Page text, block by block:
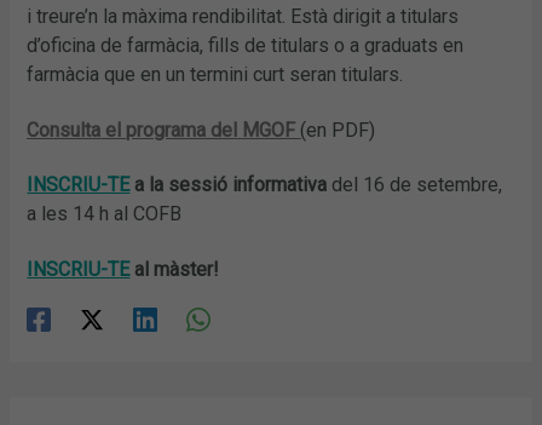
i treure’n la màxima rendibilitat. Està dirigit a titulars
d’oficina de farmàcia, fills de titulars o a graduats en
farmàcia que en un termini curt seran titulars.
Consulta el programa del MGOF (en PDF)
INSCRIU-TE a la sessió informativa del 16 de setembre,
a les 14 h al COFB
INSCRIU-TEal màster!